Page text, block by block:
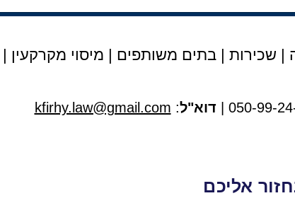
| שכירות | בתים משותפים | מיסוי מקרקעין |
דוא"ל:
kfirhy.law@gmail.com
אליכם